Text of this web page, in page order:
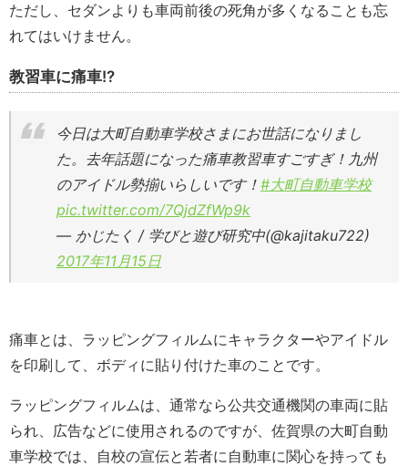
ただし、セダンよりも車両前後の死角が多くなることも忘
れてはいけません。
教習車に痛車!?
今日は大町自動車学校さまにお世話になりまし
た。去年話題になった痛車教習車すごすぎ！九州
のアイドル勢揃いらしいです！ #大町自動車学校
pic.twitter.com/7QjdZfWp9k
— かじたく / 学びと遊び研究中(@kajitaku722)
2017年11月15日
痛車とは、ラッピングフィルムにキャラクターやアイドル
を印刷して、ボディに貼り付けた車のことです。
ラッピングフィルムは、通常なら公共交通機関の車両に貼
られ、広告などに使用されるのですが、佐賀県の大町自動
車学校では、自校の宣伝と若者に自動車に関心を持っても